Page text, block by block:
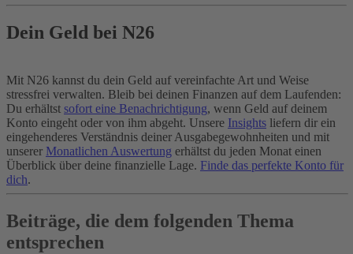
Dein Geld bei N26
Mit N26 kannst du dein Geld auf vereinfachte Art und Weise
stressfrei verwalten. Bleib bei deinen Finanzen auf dem Laufenden:
Du erhältst sofort eine Benachrichtigung, wenn Geld auf deinem
Konto eingeht oder von ihm abgeht. Unsere Insights liefern dir ein
eingehenderes Verständnis deiner Ausgabegewohnheiten und mit
unserer Monatlichen Auswertung erhältst du jeden Monat einen
Überblick über deine finanzielle Lage. Finde das perfekte Konto für
dich.
Beiträge, die dem folgenden Thema
entsprechen